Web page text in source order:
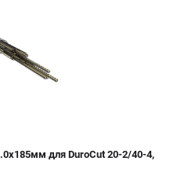
для DuroCut 20-2/40-4,